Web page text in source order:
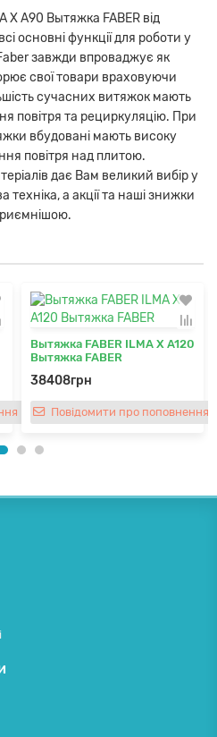
X A90 Вытяжка FABER від
основні функції для роботи у
завжди впроваджує як
свої товари враховуючи
сучасних витяжок мають
повітря та рециркуляцію. При
вбудовані мають високу
повітря над плитою.
дає Вам великий вибір у
техніка, а акції та наші знижки
Вытяжка FABER ILMA X A120
Вытяжка FABER
38408грн
Повідомити про поповнення